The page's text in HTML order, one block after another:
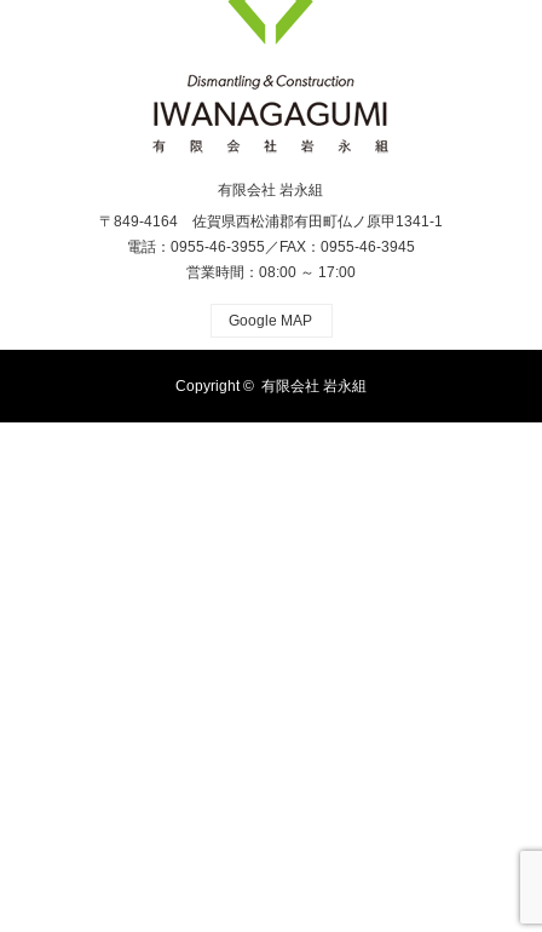
有限会社 岩永組
〒849-4164 佐賀県西松浦郡有田町仏ノ原甲1341-1
電話：0955-46-3955／FAX：0955-46-3945
営業時間：08:00 ～ 17:00
Google MAP
Copyright © 有限会社 岩永組